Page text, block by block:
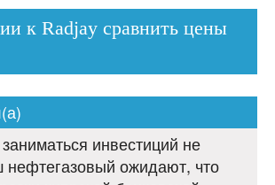
к Radjay сравнить цены
инвестиций не
нефтегазовый ожидают, что